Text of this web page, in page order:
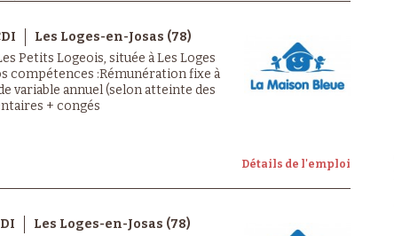
Les Loges-en-Josas (78)
Petits Logeois, située à Les Loges
compétences :Rémunération fixe à
variable annuel (selon atteinte des
+ congés
Détails de l'emploi
Les Loges-en-Josas (78)